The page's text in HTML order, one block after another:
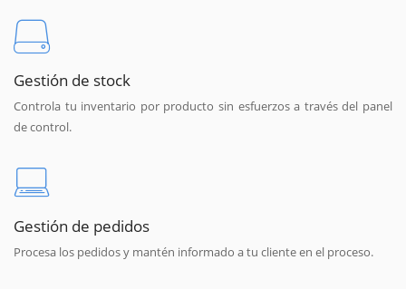
Gestión de stock
Controla tu inventario por producto sin esfuerzos a través del panel
de control.
Gestión de pedidos
Procesa los pedidos y mantén informado a tu cliente en el proceso.